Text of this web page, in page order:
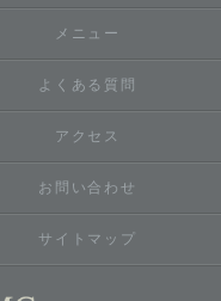
メニュー
よくある質問
アクセス
お問い合わせ
サイトマップ